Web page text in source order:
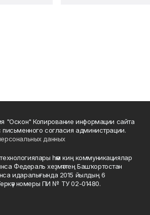
"Оскон" Копирование информации сайта
согласия администрации.
данных
технологиялары һәм киң коммуникациялар
Федераль хеҙмәттең Башҡортостан
идаралығында 2015 йылдың 6
номеры ПИ № ТУ 02-01480.